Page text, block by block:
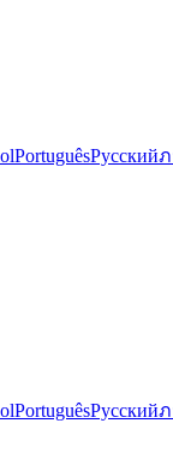
PortuguêsРусский
PortuguêsРусский